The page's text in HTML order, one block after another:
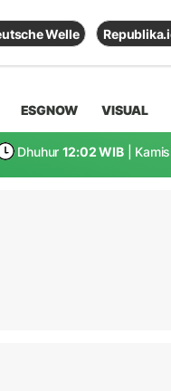
Welle
ESGNOW VISUAL
Dhuhur 12:02 WIB |